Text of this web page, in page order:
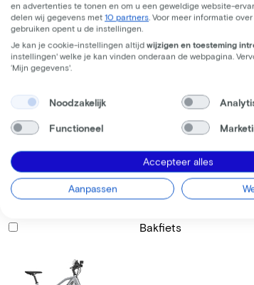
Racefiets
Bakfiets
en advertenties te tonen en om u een geweldige website-
delen wij gegevens met 10 partners . Voor meer informatie
gebruiken opent u de instellingen.
Je kan je cookie-instellingen altijd wijzigen en toesteming
instellingen' welke je kan vinden onderaan de webpagina.
‘Mijn gegevens'.
Noodzakelijk
Functioneel
Accepteer alles
Aanpassen